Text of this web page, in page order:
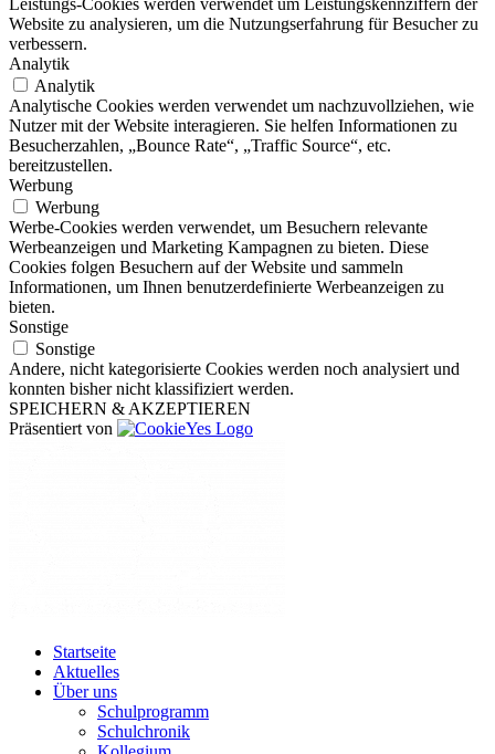
Website zu analysieren, um die Nutzungserfahrung für Besucher zu
verbessern.
Analytik
Analytik
Analytische Cookies werden verwendet um nachzuvollziehen, wie
Nutzer mit der Website interagieren. Sie helfen Informationen zu
Besucherzahlen, „Bounce Rate“, „Traffic Source“, etc.
bereitzustellen.
Werbung
Werbung
Werbe-Cookies werden verwendet, um Besuchern relevante
Werbeanzeigen und Marketing Kampagnen zu bieten. Diese
Cookies folgen Besuchern auf der Website und sammeln
Informationen, um Ihnen benutzerdefinierte Werbeanzeigen zu
bieten.
Sonstige
Sonstige
Andere, nicht kategorisierte Cookies werden noch analysiert und
konnten bisher nicht klassifiziert werden.
SPEICHERN & AKZEPTIEREN
Präsentiert von
Startseite
Aktuelles
Über uns
Schulprogramm
Schulchronik